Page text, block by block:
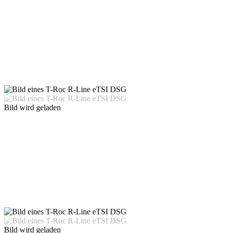
Bild wird geladen
Bild wird geladen